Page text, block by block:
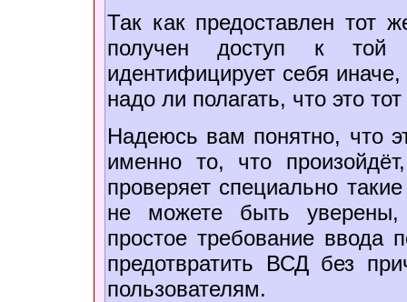
Так как предоставлен тот
получен доступ к той
идентифицирует себя
надо ли полагать, что это
Надеюсь вам понятно, что
именно то, что
проверяет специально
не можете быть уверены,
простое требование ввода
предотвратить ВСД без
пользователям.